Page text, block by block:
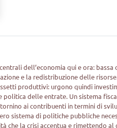
dell’economia qui e ora:
e la redistribuzione delle
produttivi: urgono quindi
politica delle entrate. Un sistema
ai contribuenti in termini di
sistema di politiche pubbliche
che la crisi accentua e rimettendo